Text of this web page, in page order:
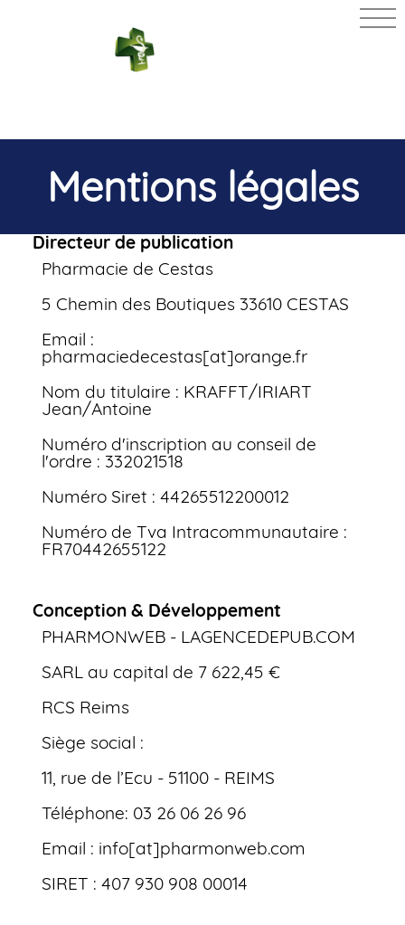
Mentions légales
Directeur de publication
Pharmacie de Cestas
5 Chemin des Boutiques 33610 CESTAS
Email :
pharmaciedecestas[at]orange.fr
Nom du titulaire : KRAFFT/IRIART
Jean/Antoine
Numéro d'inscription au conseil de
l'ordre : 332021518
Numéro Siret : 44265512200012
Numéro de Tva Intracommunautaire :
FR70442655122
Conception & Développement
PHARMONWEB - LAGENCEDEPUB.COM
SARL au capital de 7 622,45 €
RCS Reims
Siège social :
11, rue de l’Ecu - 51100 - REIMS
Téléphone: 03 26 06 26 96
Email : info[at]pharmonweb.com
SIRET : 407 930 908 00014